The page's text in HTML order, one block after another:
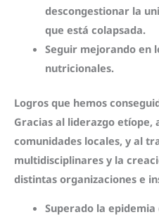
descongestionar la
que está colapsada.
Seguir mejorando en
nutricionales.
Logros que hemos
Gracias al liderazgo etíope,
comunidades locales, y al
multidisciplinares y la
distintas organizaciones e
Superado la